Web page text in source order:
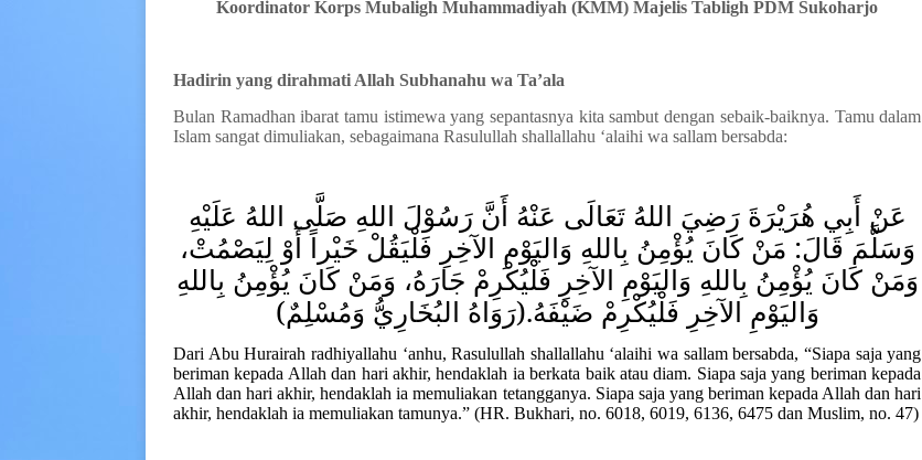
Koordinator Korps Mubaligh Muhammadiyah (KMM)Majelis Tabligh PDM Sukoharjo
Hadirin yang dirahmati Allah Subhanahu wa Ta’ala
Bulan Ramadhan ibarat tamu istimewa yang sepantasnya kita sambut dengan sebaik-baiknya. Tamu dalam
Islam sangat dimuliakan, sebagaimana Rasulullah shallallahu ‘alaihi wa sallam bersabda:
عَنْ أَبِي هُرَيْرَةَ رَضِيَ اللهُ تَعَالَى عَنْهُ أَنَّ رَسُوْلَ اللهِ صَلَّى اللهُ عَلَيْهِ
وَسَلَّمَ قَالَ: مَنْ كَانَ يُؤْمِنُ بِاللهِ وَاليَوْمِ الآخِرِ فَلْيَقُلْ خَيْراً أَوْ لِيَصْمُتْ،
وَمَنْ كَانَ يُؤْمِنُ بِاللهِ وَاليَوْمِ الآخِرِ فَلْيُكْرِمْ جَارَهُ، وَمَنْ كَانَ يُؤْمِنُ بِاللهِ
وَاليَوْمِ الآخِرِ فَلْيُكْرِمْ ضَيْفَهُ.(رَوَاهُ البُخَارِيُّ وَمُسْلِمٌ)
Dari Abu Hurairah radhiyallahu ‘anhu, Rasulullah shallallahu ‘alaihi wa sallambersabda, “Siapa saja yang
beriman kepada Allah dan hari akhir, hendaklah ia berkata baik atau diam. Siapa saja yang beriman kepada
Allah dan hari akhir, hendaklah ia memuliakan tetangganya. Siapa saja yang beriman kepada Allah dan hari
akhir, hendaklah ia memuliakan tamunya.” (HR. Bukhari, no. 6018, 6019, 6136, 6475 dan Muslim, no. 47)